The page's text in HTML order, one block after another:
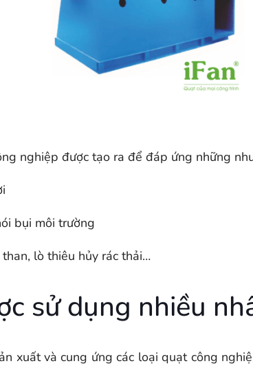
nghiệp được tạo ra để đáp ứng những
bụi môi trường
lò thiêu hủy rác thải…
sử dụng nhiều
xuất và cung ứng các loại quạt công